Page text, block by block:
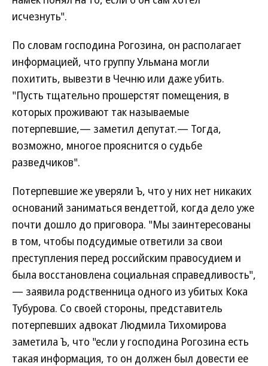
исчезнуть".
По словам господина Рогозина, он располагает
информацией, что группу Ульмана могли
похитить, вывезти в Чечню или даже убить.
"Пусть тщательно прошерстят помещения, в
которых проживают так называемые
потерпевшие,— заметил депутат.— Тогда,
возможно, многое прояснится о судьбе
разведчиков".
Потерпевшие же уверяли Ъ, что у них нет никаких
оснований заниматься вендеттой, когда дело уже
почти дошло до приговора. "Мы заинтересованы
в том, чтобы подсудимые ответили за свои
преступления перед российским правосудием и
была восстановлена социальная справедливость",
— заявила родственница одного из убитых Кока
Тубурова. Со своей стороны, представитель
потерпевших адвокат Людмила Тихомирова
заметила Ъ, что "если у господина Рогозина есть
такая информация, то он должен был довести ее